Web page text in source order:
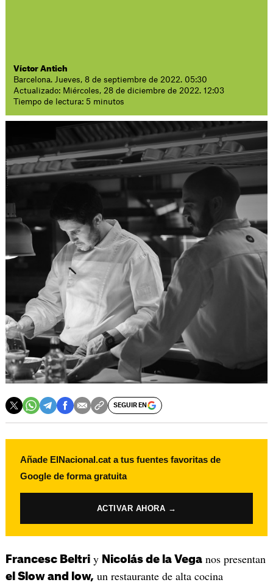
Víctor Antich
Barcelona. Jueves, 8 de septiembre de 2022. 05:30
Actualizado: Miércoles, 28 de diciembre de 2022. 12:03
Tiempo de lectura: 5 minutos
SEGUIR EN
Añade ElNacional.cat a tus fuentes favoritas de
Google de forma gratuita
ACTIVAR AHORA →
Francesc Beltriy Nicolás de la Veganos presentan
el Slow and low, un restaurante de alta cocina